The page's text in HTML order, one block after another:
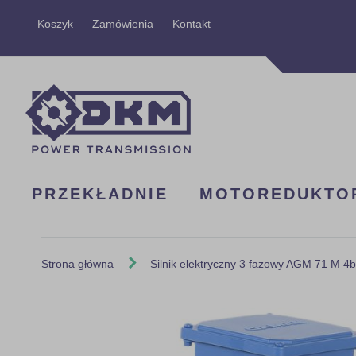
Koszyk Zamówienia KontaktPrzejdź
PRZEKŁADNIE
Strona główna Silnik elektryczny 3 fazowy AGM 71 M